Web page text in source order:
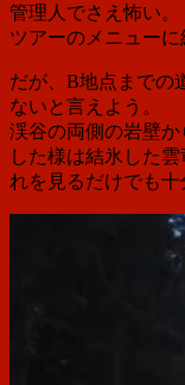
管理人でさえ怖い。
ツアーのメニューに
だが、B地点までの
ないと言えよう。
渓谷の両側の岩壁
した様は結氷した
れを見るだけでも十